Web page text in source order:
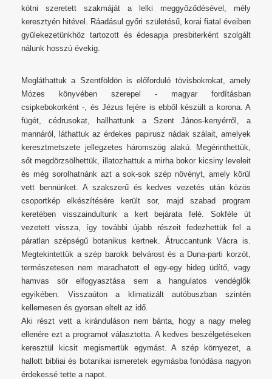
kötni szeretett szakmáját a lelki meggyőződésével, mély
keresztyén hitével. Ráadásul győri születésű, korai fiatal éveiben
gyülekezetünkhöz tartozott és édesapja presbiterként szolgált
nálunk hosszú évekig.
Megláthattuk a Szentföldön is előforduló tövisbokrokat, amely
Mózes könyvében szerepel - magyar fordításban
csipkebokorként -, és Jézus fejére is ebből készült a korona. A
fügét, cédrusokat, hallhattunk a Szent János-kenyérről, a
mannáról, láthattuk az érdekes papirusz nádak szálait, amelyek
keresztmetszete jellegzetes háromszög alakú. Megérinthettük,
sőt megdörzsölhettük, illatozhattuk a mirha bokor kicsiny leveleit
és még sorolhatnánk azt a sok-sok szép növényt, amely körül
vett bennünket. A szakszerű és kedves vezetés után közös
csoportkép elkészítésére került sor, majd szabad program
keretében visszaindultunk a kert bejárata felé. Sokféle út
vezetett vissza, így további újabb részeit fedezhettük fel a
páratlan szépségű botanikus kertnek. Átruccantunk Vácra is.
Megtekintettük a szép barokk belvárost és a Duna-parti korzót,
természetesen nem maradhatott el egy-egy hideg üdítő, vagy
hamvas sör elfogyasztása sem a hangulatos vendéglők
egyikében. Visszaúton a klimatizált autóbuszban szintén
kellemesen és gyorsan eltelt az idő.
Aki részt vett a kiránduláson nem bánta, hogy a nagy meleg
ellenére ezt a programot választotta. A kedves beszélgetéseken
keresztül kicsit megismertük egymást. A szép környezet, a
hallott bibliai és botanikai ismeretek egymásba fonódása nagyon
érdekessé tette a napot.